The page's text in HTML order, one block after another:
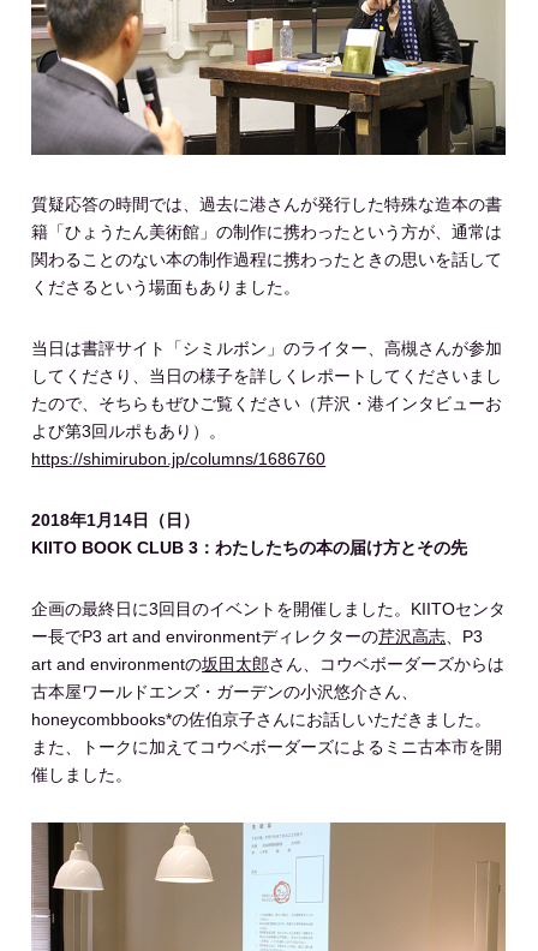
質疑応答の時間では、過去に港さんが発行した特殊な造本の書
籍「ひょうたん美術館」の制作に携わったという方が、通常は
関わることのない本の制作過程に携わったときの思いを話して
くださるという場面もありました。
当日は書評サイト「シミルボン」のライター、高槻さんが参加
してくださり、当日の様子を詳しくレポートしてくださいまし
たので、そちらもぜひご覧ください（芹沢・港インタビューお
よび第3回ルポもあり）。
https://shimirubon.jp/columns/1686760
2018年1月14日（日）
KIITO BOOK CLUB 3：わたしたちの本の届け方とその先
企画の最終日に3回目のイベントを開催しました。KIITOセンタ
ー長でP3 art and environmentディレクターの芹沢高志 、P3
art and environmentの坂田太郎さん、コウベボーダーズからは
古本屋ワールドエンズ・ガーデンの小沢悠介さん、
honeycombbooks*の佐伯京子さんにお話しいただきました。
また、トークに加えてコウベボーダーズによるミニ古本市を開
催しました。